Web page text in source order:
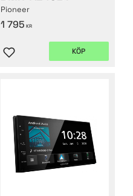
Pioneer
1 795 KR
Lägg till i favoriter
KÖP